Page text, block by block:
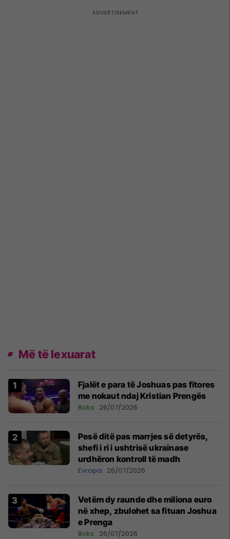
Më të lexuarat
Fjalët e para të Joshuas pas fitores
me nokaut ndaj Kristian Prengës
Boks 26/07/2026
Pesë ditë pas marrjes së detyrës,
shefi i ri i ushtrisë ukrainase
urdhëron kontroll të madh
Evropa 26/07/2026
Vetëm dy raunde dhe miliona euro
në xhep, zbulohet sa fituan Joshua
e Prenga
Boks 26/07/2026